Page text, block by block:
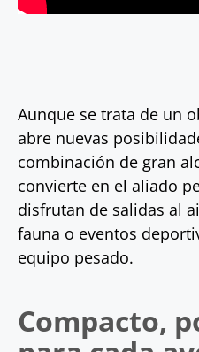
Aunque se trata de un
abre nuevas
combinación de gran
convierte en el aliado
disfrutan de salidas al
fauna o eventos
equipo pesado.
Compacto,